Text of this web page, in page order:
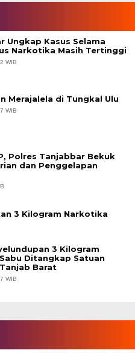
Ungkap Kasus Selama
Narkotika Masih Tertinggi
WIB
Merajalela di Tungkal Ulu
WIB
Polres Tanjabbar Bekuk
dan Penggelapan
3 Kilogram Narkotika
3 Kilogram
Ditangkap Satuan
Barat
WIB